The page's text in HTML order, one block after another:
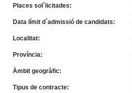
Places sol´licitades:
Data límit d´admissió de candidats:
Localitat:
Província:
Àmbit geogràfic:
Tipus de contracte: